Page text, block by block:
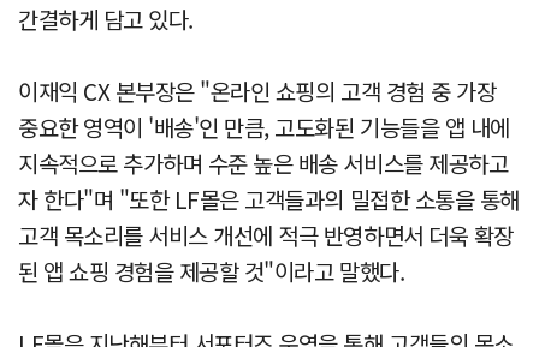
간결하게 담고 있다.
이재익 CX 본부장은 "온라인 쇼핑의 고객 경험 중 가장
중요한 영역이 '배송'인 만큼, 고도화된 기능들을 앱 내에
지속적으로 추가하며 수준 높은 배송 서비스를 제공하고
자 한다"며 "또한 LF몰은 고객들과의 밀접한 소통을 통해
고객 목소리를 서비스 개선에 적극 반영하면서 더욱 확장
된 앱 쇼핑 경험을 제공할 것"이라고 말했다.